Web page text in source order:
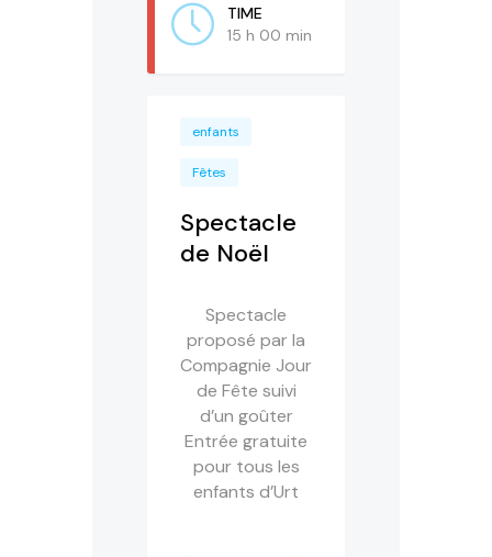
TIME
15 h 00 min
enfants
Fêtes
Spectacle
de Noël
Spectacle
proposé par la
Compagnie Jour
de Fête suivi
d’un goûter
Entrée gratuite
pour tous les
enfants d’Urt